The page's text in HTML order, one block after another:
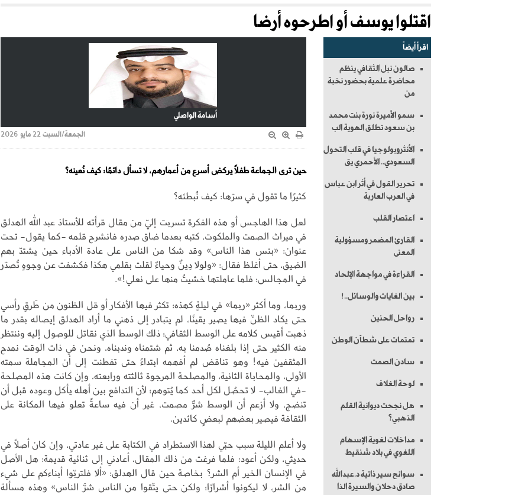
اقتلوا يوسف أو اطرحوه أرضا
اقرأ أيضاً
صالون نبل الثقافي ينظم
محاضرة علمية بحضور نخبة
من
سمو الأميرة نورة بنت محمد
بن سعود تطلق الهوية الب
الأنثروبولوجيا في قلب التحول
السعودي.. الأحمري يق
تحرير القول في أثر ابن عباس
في العرب العاربة
اعتصار القلب
القارئ المضمر ومسؤولية
المعنى
القراءة في مواجهة الإلحاد
بين الغايات والوسائل..!
رواحل الحنين
تمتمات على شطآن الوطن
سادن الصمت
لوحة الغلاف
هل نجحت ديوانية القلم
الذهبي؟
مداخلات لغوية الإسهام
اللغوي في بلاد شنقيط
سوانح سير ذاتية د.عبدالله
صادق دحلان والسيرة الذا
أسامة الواصلي
الجمعة/السبت 22 مايو 2026
حين ترى الجماعة طفلًا يركض أسرع من أعمارهم، لا تسأل دائمًا: كيف نُعينه؟
كثيرًا ما تقول في سرّها: كيف نُبطئه؟
لعل هذا الهاجس أو هذه الفكرة تسربت إليّ من مقال قرأته للأستاذ عبد الله الهدلق
في ميراث الصمت والملكوت، كتبه بعدما ضاق صدره فانشرح قلمه -كما يقول- تحت
عنوان: «بئس هذا الناس» وقد شكا من الناس على عادة الأدباء حين يشتدّ بهم
الضيق، حتى أغلظ فقال: «ولولا دِينٌ وحياءٌ لقلت بقلمي هكذا فكشفت عن وجوهٍ تُصدّر
في المجالس؛ فلما عاملتها خشيتُ منها على نعلي!».
وربما، وما أكثر «ربما» في ليلةٍ كهذه؛ تكثر فيها الأفكار أو قل الظنون من طَرقِ رأسي
حتى يكاد الظنّ فيها يصير يقينًا، لم يتبادر إلى ذهني ما أراد الهدلق إيصاله بقدر ما
ذهبت أقيس كلامه على الوسط الثقافي؛ ذلك الوسط الذي نقاتل للوصول إليه وننتظر
منه الكثير حتى إذا بلغناه صُدمنا به، ثم شتمناه وندبناه، ونحن في ذات الوقت نمدح
المثقفين فيه! وهو تناقض لم أفهمه ابتداءً حتى تفطنت إلى أن المجاملة سمته
الأولى، والمحاباة الثانية، والمصلحة المرجوة ثالثته ورابعته، وإن كانت هذه المصلحة
-في الغالب- لا تحصُل لكل أحد كما يُتوهم؛ لأن التدافع بين أهله يأكل وعوده قبل أن
تنضج، ولا أزعم أن الوسط شرٌّ مصمت، غير أن فيه ساعةً تعلو فيها المكانة على
الثقافة فيصير بعضهم لبعضٍ كائدين.
ولا أعلم الليلة سبب حبّي لهذا الاستطراد في الكتابة على غير عادتي، وإن كان أصلًا في
حديثي، ولكن أعود: فلما فرغت من ذلك المقال، أعادني إلى ثنائية قديمة: هل الأصل
في الإنسان الخير أم الشر؟ بخاصة حين قال الهدلق: «ألا فلتربّوا أبناءكم على شيء
من الشر، لا ليكونوا أشرارًا؛ ولكن حتى يتّقوا من الناس شرَّ الناس» وهذه مسألة